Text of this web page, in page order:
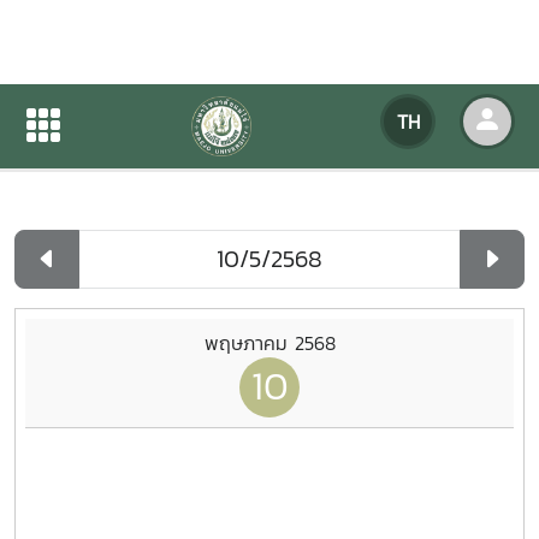
TH
ปฏิทินกิจกรรมของหน่วยงาน
ปฏิทินกิจกรรมของหน่วยงาน
พฤษภาคม 2568
10